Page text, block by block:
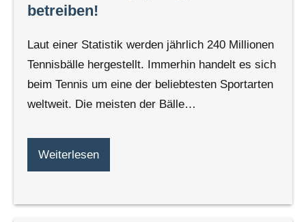
betreiben!
Laut einer Statistik werden jährlich 240 Millionen
Tennisbälle hergestellt. Immerhin handelt es sich
beim Tennis um eine der beliebtesten Sportarten
weltweit. Die meisten der Bälle…
Weiterlesen